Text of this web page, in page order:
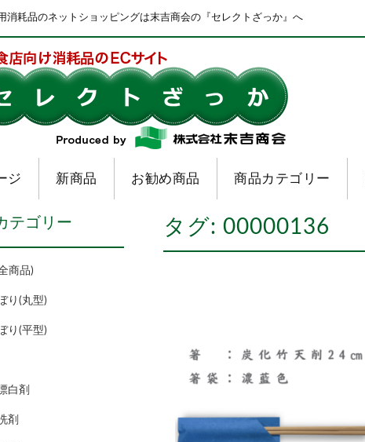
消耗品のネットショッピングは末吉商会の『セレクトざっか』へ
ジ 新商品 お勧め商品 商品カテゴリー
タグ: 00000136
テゴリー
商品)
り(丸型)
り(平型)
白剤
剤